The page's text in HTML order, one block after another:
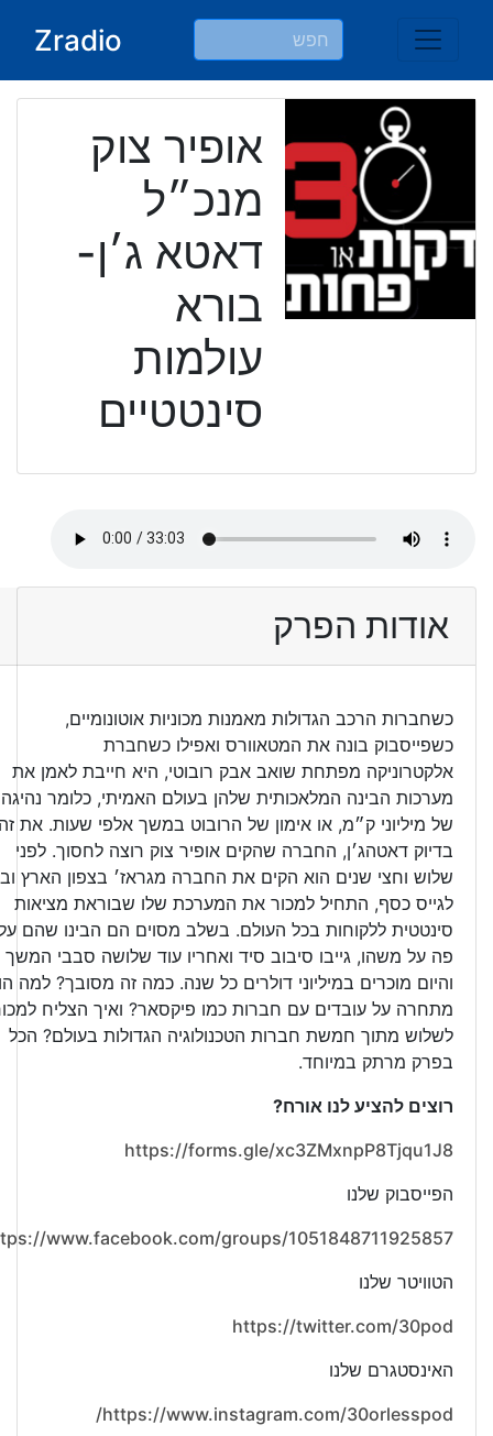
Zradio
אופיר צוק
מנכ״ל
דאטא ג׳ן-
בורא
עולמות
סינטטיים
אודות הפרק
כשחברות הרכב הגדולות מאמנות מכוניות אוטונומיים,
כשפייסבוק בונה את המטאוורס ואפילו כשחברת
אלקטרוניקה מפתחת שואב אבק רובוטי, היא חייבת לאמן את
מערכות הבינה המלאכותית שלהן בעולם האמיתי, כלומר נהיגה
של מיליוני ק״מ, או אימון של הרובוט במשך אלפי שעות. את
בדיוק דאטהג׳ן, החברה שהקים אופיר צוק רוצה לחסוך. לפני
שלוש וחצי שנים הוא הקים את החברה מגראז׳ בצפון הארץ
לגייס כסף, התחיל למכור את המערכת שלו שבוראת מציאות
סינטטית ללקוחות בכל העולם. בשלב מסוים הם הבינו שהם
פה על משהו, גייבו סיבוב סיד ואחריו עוד שלושה סבבי המשך
והיום מוכרים במיליוני דולרים כל שנה. כמה זה מסובך? למה
מתחרה על עובדים עם חברות כמו פיקסאר? ואיך הצליח
לשלוש מתוך חמשת חברות הטכנולוגיה הגדולות בעולם? הכל
בפרק מרתק במיוחד.
רוצים להציע לנו אורח?
https://forms.gle/xc3ZMxnpP8Tjqu1J8
הפייסבוק שלנו
www.facebook.com/groups/1051848711925857
הטוויטר שלנו
https://twitter.com/30pod
האינסטגרם שלנו
https://www.instagram.com/30orlesspod/